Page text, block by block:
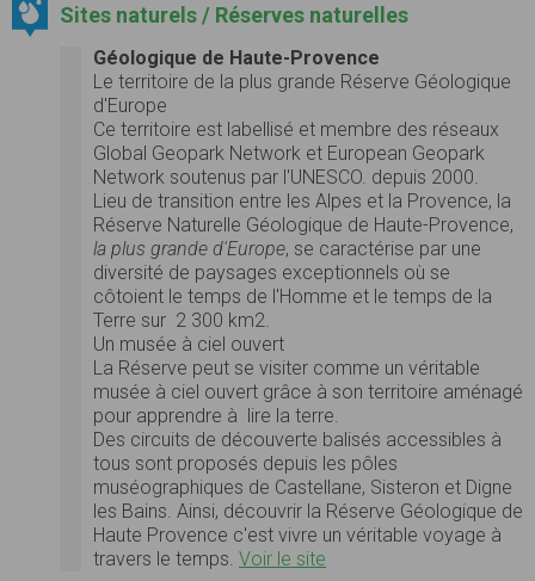
Sites naturels / Réserves naturelles
Géologique de Haute-Provence
Le territoire de la plus grande Réserve Géologique
d'Europe
Ce territoire est labellisé et membre des réseaux
Global Geopark Network et European Geopark
Network soutenus par l'UNESCO. depuis 2000.
Lieu de transition entre les Alpes et la Provence, la
Réserve Naturelle Géologique de Haute-Provence,
la plus grande d'Europe, se caractérise par une
diversité de paysages exceptionnels où se
côtoient le temps de l'Homme et le temps de la
Terre sur 2 300 km2.
Un musée à ciel ouvert
La Réserve peut se visiter comme un véritable
musée à ciel ouvert grâce à son territoire aménagé
pour apprendre à lire la terre.
Des circuits de découverte balisés accessibles à
tous sont proposés depuis les pôles
muséographiques de Castellane, Sisteron et Digne
les Bains. Ainsi, découvrir la Réserve Géologique de
Haute Provence c'est vivre un véritable voyage à
travers le temps. Voir le site